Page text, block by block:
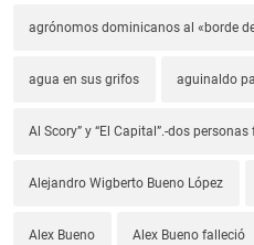
agrónomos dominicanos al «borde
agua en sus grifos aguinaldo
Al Scory” y “El Capital”.-dos
Alejandro Wigberto Bueno López
Alex Bueno Alex Bueno falleció